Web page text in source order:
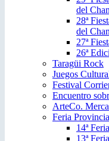
del
28ª
del
27ª
26ª
Taragüi Rock
Juegos
Festival
Encuentro
ArteCo.
Feria
14ª
13ª